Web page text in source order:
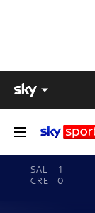
SAL
1
CRE
0